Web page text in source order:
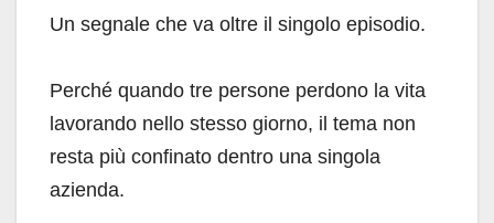
Un segnale che va oltre il singolo episodio.
Perché quando tre persone perdono la vita
lavorando nello stesso giorno, il tema non
resta più confinato dentro una singola
azienda.